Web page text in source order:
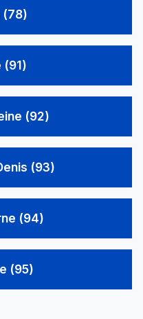
(78)
(91)
(92)
(93)
(94)
(95)